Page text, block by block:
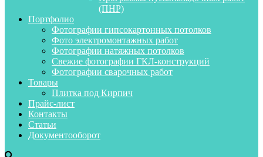
(ПНР)
Портфолио
Фотографии гипсокартонных потолков
Фото электромонтажных работ
Фотографии натяжных потолков
Свежие фотографии ГКЛ-конструкций
Фотографии сварочных работ
Товары
Плитка под Кирпич
Прайс-лист
Контакты
Статьи
Документооборот